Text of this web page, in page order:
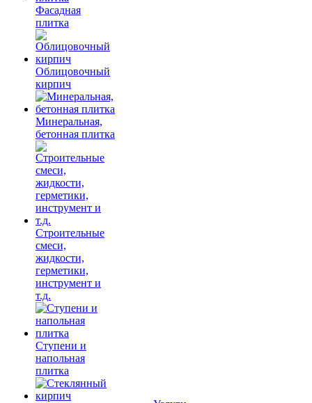
Фасадная
плитка
Облицовочный
кирпич
Минеральная,
бетонная плитка
Строительные
смеси,
жидкости,
герметики,
инструмент и
т.д.
Ступени и
напольная
плитка